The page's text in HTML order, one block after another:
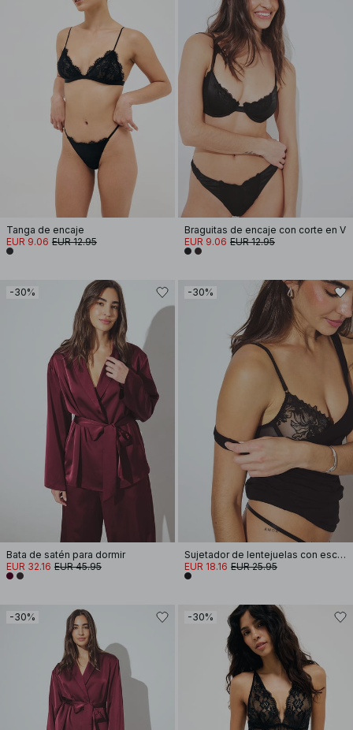
Tanga de encaje
EUR 9.06 EUR 12.95
Braguitas de encaje con corte en V
EUR 9.06 EUR 12.95
-30%
Bata de satén para dormir
EUR 32.16 EUR 45.95
-30%
Sujetador de lentejuelas con escote pronunciado
EUR 18.16 EUR 25.95
-30% -30%